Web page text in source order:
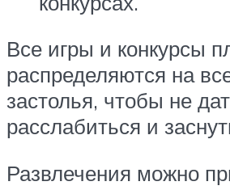
Все игры и конкурсы
распределяются на
застолья, чтобы не
расслабиться и
Развлечения можно